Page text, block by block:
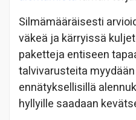
Silmämääräisesti
väkeä ja kärryissä
paketteja entiseen
talvivarusteita
ennätyksellisillä
hyllyille saadaan